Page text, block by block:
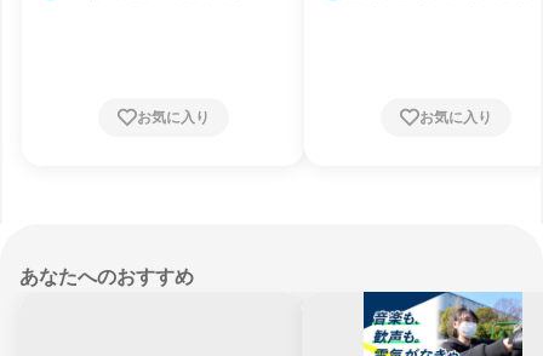
お気に入り お気に入り
あなたへのおすすめ